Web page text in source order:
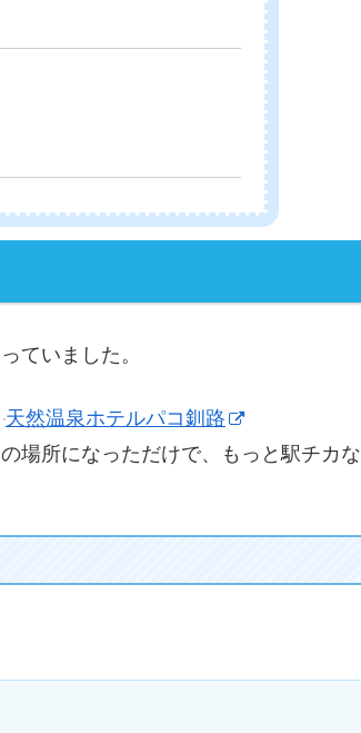
ていました。
天然温泉ホテルパコ釧路
場所になっただけで、もっと駅チカな